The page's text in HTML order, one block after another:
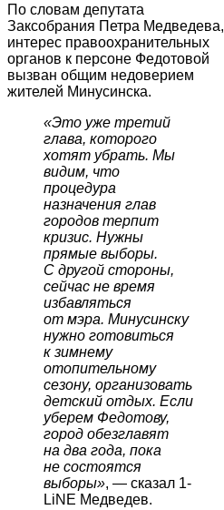
По словам депутата
Заксобрания Петра Медведева,
интерес правоохранительных
органов к персоне Федотовой
вызван общим недоверием
жителей Минусинска.
«Это уже третий
глава, которого
хотят убрать. Мы
видим, что
процедура
назначения глав
городов терпит
кризис. Нужны
прямые выборы.
С другой стороны,
сейчас не время
избавляться
от мэра. Минусинску
нужно готовиться
к зимнему
отопительному
сезону, организовать
детский отдых. Если
уберем Федотову,
город обезглавят
на два года, пока
не состоятся
выборы», — сказал 1-
LiNE Медведев.